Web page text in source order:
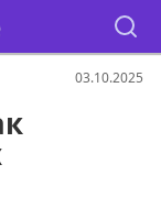
03.10.2025